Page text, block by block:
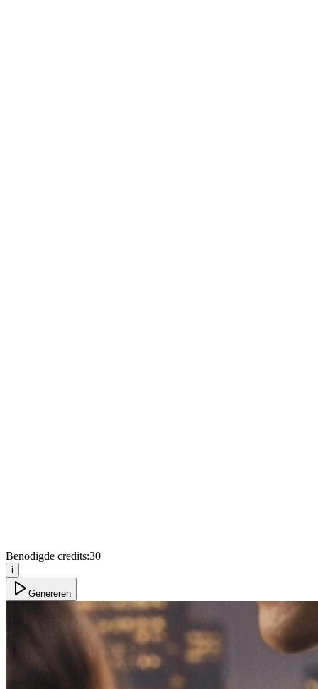
Benodigde credits:30
i
Genereren